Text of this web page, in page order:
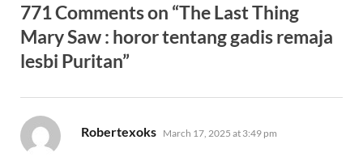
771 Comments on “The Last Thing
Mary Saw : horor tentang gadis remaja
lesbi Puritan”
Robertexoks says:
March 17, 2025 at 3:49 pm